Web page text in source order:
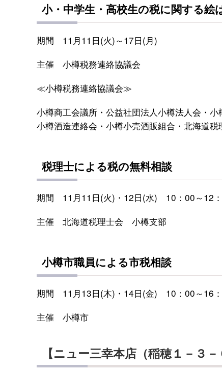
小・中学生・高校生の税に関する絵
期間 11月11日(火)～17日(月)
主催 小樽税務連絡協議会
≪小樽税務連絡協議会≫
小樽商工会議所・公益社団法人小樽法人会・
小樽酒造連絡会・小樽小売酒販組合・北海道税
税理士による税の無料相談
期間 11月11日(火)・12日(水) 10：00～12
主催 北海道税理士会 小樽支部
小樽市職員による市税相談
期間 11月13日(木)・14日(金) 10：00～16
主催 小樽市
【ニュー三幸本店（稲穂１－３－